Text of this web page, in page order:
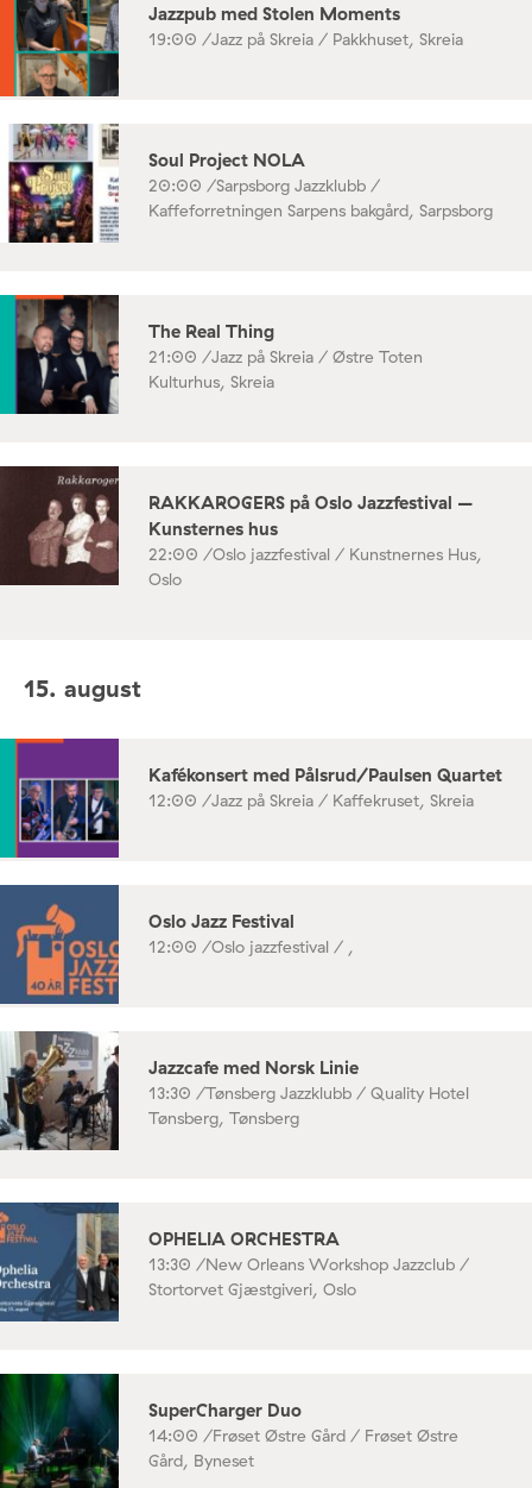
Jazzpub med Stolen Moments
19:00 /Jazz på Skreia / Pakkhuset, Skreia
Soul Project NOLA
20:00 /Sarpsborg Jazzklubb /
Kaffeforretningen Sarpens bakgård, Sarpsborg
The Real Thing
21:00 /Jazz på Skreia / Østre Toten
Kulturhus, Skreia
RAKKAROGERS på Oslo Jazzfestival –
Kunsternes hus
22:00 /Oslo jazzfestival / Kunstnernes Hus,
Oslo
15. august
Kafékonsert med Pålsrud/Paulsen Quartet
12:00 /Jazz på Skreia / Kaffekruset, Skreia
Oslo Jazz Festival
12:00 /Oslo jazzfestival / ,
Jazzcafe med Norsk Linie
13:30 /Tønsberg Jazzklubb / Quality Hotel
Tønsberg, Tønsberg
OPHELIA ORCHESTRA
13:30 /New Orleans Workshop Jazzclub /
Stortorvet Gjæstgiveri, Oslo
SuperCharger Duo
14:00 /Frøset Østre Gård / Frøset Østre
Gård, Byneset